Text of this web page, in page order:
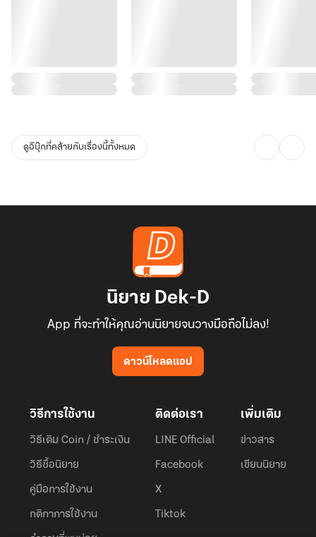
ดูอีบุ๊กที่คล้ายกับเรื่องนี้ทั้งหมด
นิยาย Dek-D
App ที่จะทำให้คุณอ่านนิยายจนวางมือถือไม่ลง!
ดาวน์โหลดแอป
วิธีการใช้งาน
วิธีเติม Coin / ชำระเงิน
วิธีซื้อนิยาย
คู่มือการใช้งาน
กติกาการใช้งาน
ติดต่อเรา
LINE Official
Facebook
X
Tiktok
เพิ่มเติม
ข่าวสาร
เขียนนิยาย